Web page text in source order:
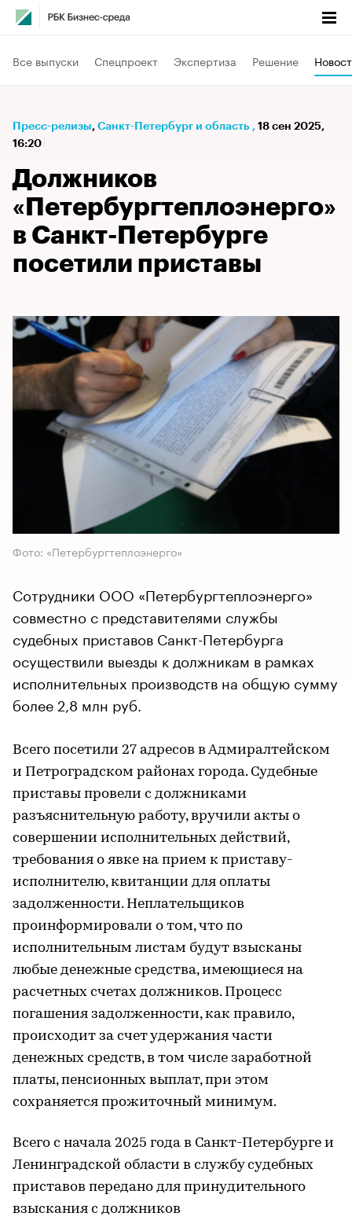
Все выпуски Спецпроект Экспертиза Решение
Пресс-релизы⁠, Санкт-Петербург и область , 18 сен 2025,
16:20
Должников
«Петербургтеплоэнерго»
в Санкт-Петербурге
посетили приставы
Фото: «Петербургтеплоэнерго»
Сотрудники ООО «Петербургтеплоэнерго»
совместно с представителями службы
судебных приставов Санкт-Петербурга
осуществили выезды к должникам в рамках
исполнительных производств на общую сумму
более 2,8 млн руб.
Всего посетили 27 адресов в Адмиралтейском
и Петроградском районах города. Судебные
приставы провели с должниками
разъяснительную работу, вручили акты о
совершении исполнительных действий,
требования о явке на прием к приставу-
исполнителю, квитанции для оплаты
задолженности. Неплательщиков
проинформировали о том, что по
исполнительным листам будут взысканы
любые денежные средства, имеющиеся на
расчетных счетах должников. Процесс
погашения задолженности, как правило,
происходит за счет удержания части
денежных средств, в том числе заработной
платы, пенсионных выплат, при этом
сохраняется прожиточный минимум.
Всего с начала 2025 года в Санкт-Петербурге и
Ленинградской области в службу судебных
приставов передано для принудительного
взыскания с должников